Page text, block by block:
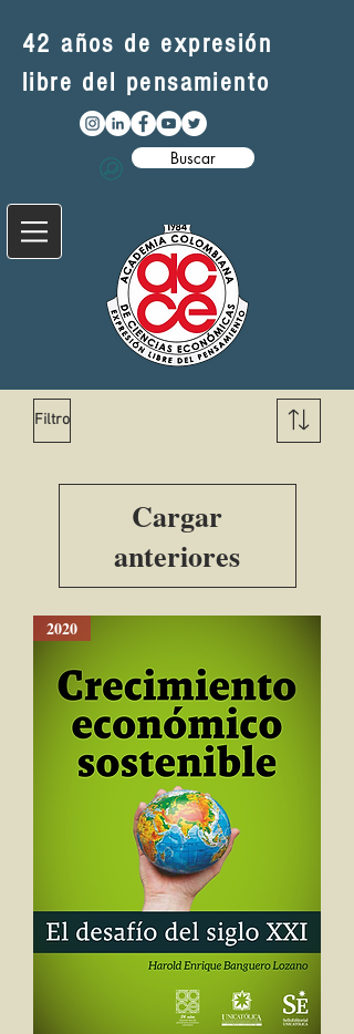
42 años de expresión
libre del pensamiento
Buscar
Filtro
Cargar
anteriores
2020